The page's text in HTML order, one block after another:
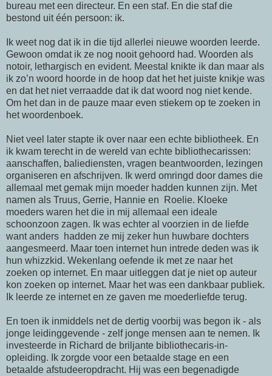
bureau met een directeur. En een staf. En die staf die
bestond uit één persoon: ik.
Ik weet nog dat ik in die tijd allerlei nieuwe woorden leerde.
Gewoon omdat ik ze nog nooit gehoord had. Woorden als
notoir, lethargisch en evident. Meestal knikte ik dan maar als
ik zo’n woord hoorde in de hoop dat het het juiste knikje was
en dat het niet verraadde dat ik dat woord nog niet kende.
Om het dan in de pauze maar even stiekem op te zoeken in
het woordenboek.
Niet veel later stapte ik over naar een echte bibliotheek. En
ik kwam terecht in de wereld van echte bibliothecarissen:
aanschaffen, baliediensten, vragen beantwoorden, lezingen
organiseren en afschrijven. Ik werd omringd door dames die
allemaal met gemak mijn moeder hadden kunnen zijn. Met
namen als Truus, Gerrie, Hannie en Roelie. Kloeke
moeders waren het die in mij allemaal een ideale
schoonzoon zagen. Ik was echter al voorzien in de liefde
want anders hadden ze mij zeker hun huwbare dochters
aangesmeerd. Maar toen internet hun intrede deden was ik
hun whizzkid. Wekenlang oefende ik met ze naar het
zoeken op internet. En maar uitleggen dat je niet op auteur
kon zoeken op internet. Maar het was een dankbaar publiek.
Ik leerde ze internet en ze gaven me moederliefde terug.
En toen ik inmiddels net de dertig voorbij was begon ik - als
jonge leidinggevende - zelf jonge mensen aan te nemen. Ik
investeerde in Richard de briljante bibliothecaris-in-
opleiding. Ik zorgde voor een betaalde stage en een
betaalde afstudeeropdracht. Hij was een begenadigde